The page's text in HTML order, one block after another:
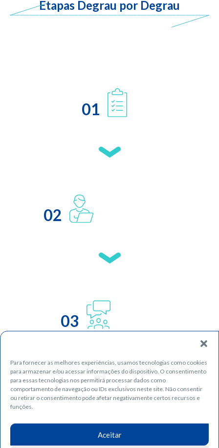
Para fornecer as melhores experiências, usamos tecnologias como cookies
para armazenar e/ou acessar informações do dispositivo. O consentimento
para essas tecnologias nos permitirá processar dados como
comportamento de navegação ou IDs exclusivos neste site. Não consentir
ou retirar o consentimento pode afetar negativamente certos recursos e
funções.
Aceitar
Etapas Degrau por Degrau
01
02
03
04